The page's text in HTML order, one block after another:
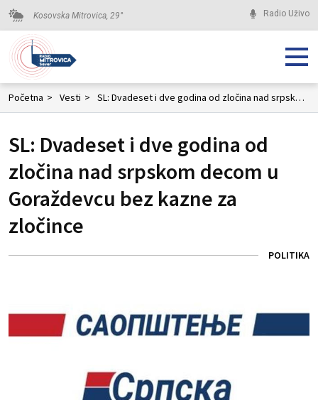
Kosovska Mitrovica, 29° Radio Uživo
Početna > Vesti > SL: Dvadeset i dve godina od zločina nad srpskom decom u Goraždevcu bez kazne za zločince
SL: Dvadeset i dve godina od
zločina nad srpskom decom u
Goraždevcu bez kazne za
zločince
POLITIKA